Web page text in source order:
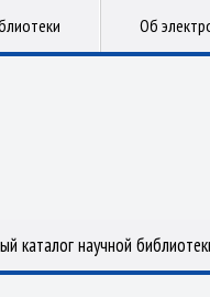
Об
каталог научной